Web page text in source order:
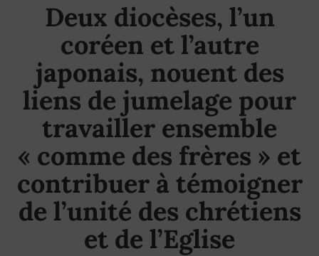
Deux diocèses, l’un
coréen et l’autre
japonais, nouent des
liens de jumelage pour
travailler ensemble
« comme des frères » et
contribuer à témoigner
de l’unité des chrétiens
et de l’Eglise